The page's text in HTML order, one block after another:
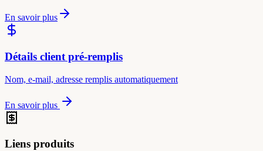
En savoir plus
Détails client pré-remplis
Nom, e-mail, adresse remplis automatiquement
En savoir plus
Liens produits